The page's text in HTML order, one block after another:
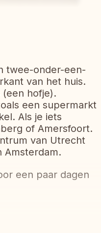
twee-onder-een-
van het huis.
hofje).
een supermarkt
Als je iets
of Amersfoort.
van Utrecht
Amsterdam.
een paar dagen